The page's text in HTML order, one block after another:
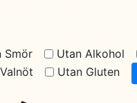
Smör Utan Alkohol
Utan Gluten